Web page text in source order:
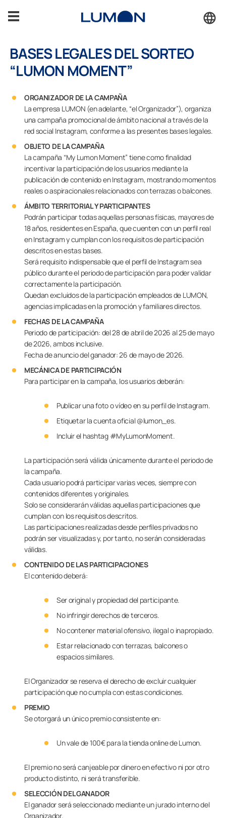
Profesionales
Grupo Lumon
Terrazas
Cerramientos
Inspiración
Accesorios
Soporte
Contacto
PIDE ASESORAMIENTO AQUÍ
BASES LEGALES DEL SORTEO
“LUMON MOMENT”
ORGANIZADOR DE LA CAMPAÑA
La empresa LUMON (en adelante, “el Organizador”), organiza
una campaña promocional de ámbito nacional a través de la
red social Instagram, conforme a las presentes bases legales.
OBJETO DE LA CAMPAÑA
La campaña “My Lumon Moment” tiene como finalidad
incentivar la participación de los usuarios mediante la
publicación de contenido en Instagram, mostrando momentos
reales o aspiracionales relacionados con terrazas o balcones.
ÁMBITO TERRITORIAL Y PARTICIPANTES
Podrán participar todas aquellas personas físicas, mayores de
18 años, residentes en España, que cuenten con un perfil real
en Instagram y cumplan con los requisitos de participación
descritos en estas bases.
Será requisito indispensable que el perfil de Instagram sea
público durante el periodo de participación para poder validar
correctamente la participación.
Quedan excluidos de la participación empleados de LUMON,
agencias implicadas en la promoción y familiares directos.
FECHAS DE LA CAMPAÑA
Periodo de participación: del 28 de abril de 2026 al 25 de mayo
de 2026, ambos inclusive.
Fecha de anuncio del ganador: 26 de mayo de 2026.
MECÁNICA DE PARTICIPACIÓN
Para participar en la campaña, los usuarios deberán:
Publicar una foto o vídeo en su perfil de Instagram.
Etiquetar la cuenta oficial @lumon_es.
Incluir el hashtag #MyLumonMoment.
La participación será válida únicamente durante el periodo de
la campaña.
Cada usuario podrá participar varias veces, siempre con
contenidos diferentes y originales.
Solo se considerarán válidas aquellas participaciones que
cumplan con los requisitos descritos.
Las participaciones realizadas desde perfiles privados no
podrán ser visualizadas y, por tanto, no serán consideradas
válidas.
CONTENIDO DE LAS PARTICIPACIONES
El contenido deberá:
Ser original y propiedad del participante.
No infringir derechos de terceros.
No contener material ofensivo, ilegal o inapropiado.
Estar relacionado con terrazas, balcones o
espacios similares.
El Organizador se reserva el derecho de excluir cualquier
participación que no cumpla con estas condiciones.
PREMIO
Se otorgará un único premio consistente en:
Un vale de 100€ para la tienda online de Lumon.
El premio no será canjeable por dinero en efectivo ni por otro
producto distinto, ni será transferible.
SELECCIÓN DEL GANADOR
El ganador será seleccionado mediante un jurado interno del
Organizador.